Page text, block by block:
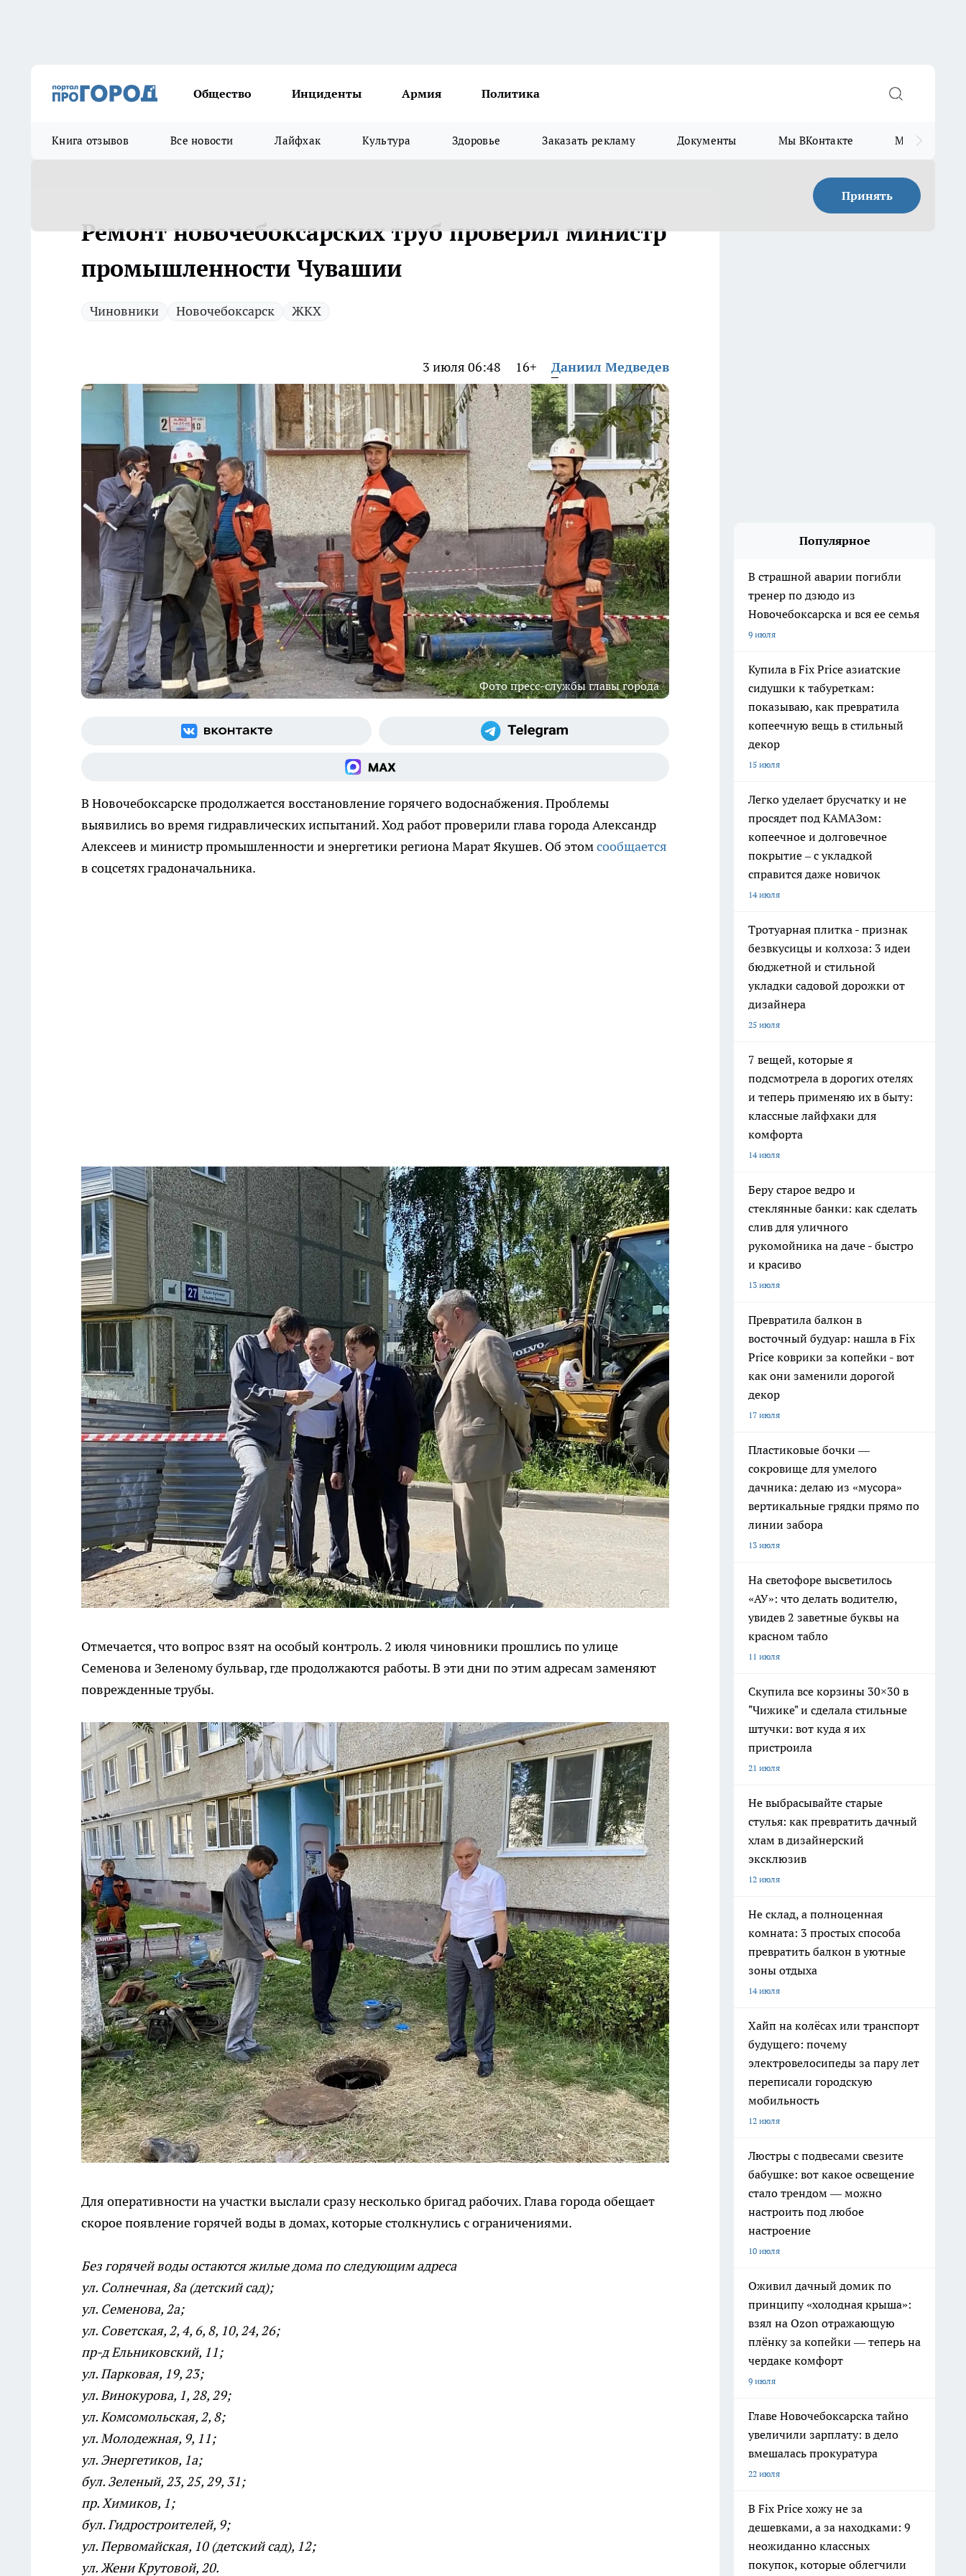
Общество Инциденты Армия Политика
Книга отзывов Все новости Лайфхак Культура Здоровье Заказать рекламу Документы Мы ВКонтакте Мы в
Принять
Ремонт новочебоксарских труб проверил министр
промышленности Чувашии
Чиновники Новочебоксарск ЖКХ
3 июля 06:48 16+ Даниил Медведев
Фото пресс-службы главы города
В Новочебоксарске продолжается восстановление горячего водоснабжения. Проблемы
выявились во время гидравлических испытаний. Ход работ проверили глава города Александр
Алексеев и министр промышленности и энергетики региона Марат Якушев. Об этомсообщается
в соцсетях градоначальника.
Отмечается, что вопрос взят на особый контроль. 2 июля чиновники прошлись по улице
Семенова и Зеленому бульвар, где продолжаются работы. В эти дни по этим адресам заменяют
поврежденные трубы.
Для оперативности на участки выслали сразу несколько бригад рабочих. Глава города обещает
скорое появление горячей воды в домах, которые столкнулись с ограничениями.
Без горячей воды остаются жилые дома по следующим адреса
ул. Солнечная, 8а (детский сад);
ул. Семенова, 2а;
ул. Советская, 2, 4, 6, 8, 10, 24, 26;
пр-д Ельниковский, 11;
ул. Парковая, 19, 23;
ул. Винокурова, 1, 28, 29;
ул. Комсомольская, 2, 8;
ул. Молодежная, 9, 11;
ул. Энергетиков, 1а;
бул. Зеленый, 23, 25, 29, 31;
пр. Химиков, 1;
бул. Гидростроителей, 9;
ул. Первомайская, 10 (детский сад), 12;
ул. Жени Крутовой, 20.
Популярное
В страшной аварии погибли
тренер по дзюдо из
Новочебоксарска и вся ее семья
9 июля
Купила в Fix Price азиатские
сидушки к табуреткам:
показываю, как превратила
копеечную вещь в стильный
декор
15 июля
Легко уделает брусчатку и не
просядет под КАМАЗом:
копеечное и долговечное
покрытие – с укладкой
справится даже новичок
14 июля
Тротуарная плитка - признак
безвкусицы и колхоза: 3 идеи
бюджетной и стильной
укладки садовой дорожки от
дизайнера
25 июля
7 вещей, которые я
подсмотрела в дорогих отелях
и теперь применяю их в быту:
классные лайфхаки для
комфорта
14 июля
Беру старое ведро и
стеклянные банки: как сделать
слив для уличного
рукомойника на даче - быстро
и красиво
13 июля
Превратила балкон в
восточный будуар: нашла в Fix
Price коврики за копейки - вот
как они заменили дорогой
декор
17 июля
Пластиковые бочки —
сокровище для умелого
дачника: делаю из «мусора»
вертикальные грядки прямо по
линии забора
13 июля
На светофоре высветилось
«АУ»: что делать водителю,
увидев 2 заветные буквы на
красном табло
11 июля
Скупила все корзины 30×30 в
"Чижике" и сделала стильные
штучки: вот куда я их
пристроила
21 июля
Не выбрасывайте старые
стулья: как превратить дачный
хлам в дизайнерский
эксклюзив
12 июля
Не склад, а полноценная
комната: 3 простых способа
превратить балкон в уютные
зоны отдыха
14 июля
Хайп на колёсах или транспорт
будущего: почему
электровелосипеды за пару лет
переписали городскую
мобильность
12 июля
Люстры с подвесами свезите
бабушке: вот какое освещение
стало трендом — можно
настроить под любое
настроение
10 июля
Оживил дачный домик по
принципу «холодная крыша»:
взял на Ozon отражающую
плёнку за копейки — теперь на
чердаке комфорт
9 июля
Главе Новочебоксарска тайно
увеличили зарплату: в дело
вмешалась прокуратура
22 июля
В Fix Price хожу не за
дешевками, а за находками: 9
неожиданно классных
покупок, которые облегчили